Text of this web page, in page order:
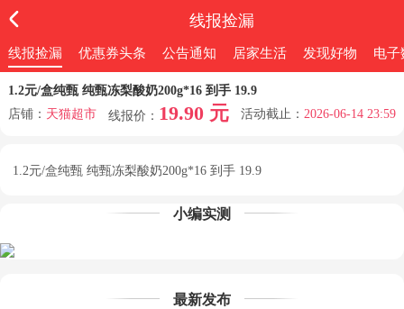
线报捡漏
线报捡漏 优惠券头条 公告通知 居家生活 发现好物 电子
1.2元/盒纯甄 纯甄冻梨酸奶200g*16 到手 19.9
店铺： 天猫超市 线报价： 19.90 元 活动截止： 2026-06-14 23:59
1.2元/盒纯甄 纯甄冻梨酸奶200g*16 到手 19.9
小编实测
最新发布